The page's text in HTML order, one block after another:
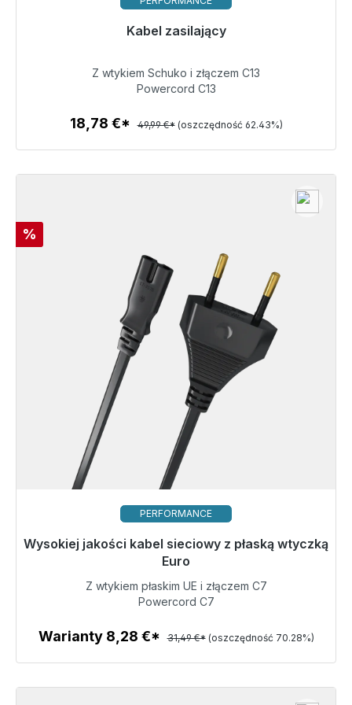
Kabel zasilający
Gotowy do natychmiastowej wysyłki, czas dostawy
18,78 €
Szczegóły
Z wtykiem Schuko i złączem C13
Powercord C13
18,78 €* 49,99 €* (oszczędność 62.43%)
Rabat
%
PERFORMANCE
Wysokiej jakości kabel sieciowy z płaską wtyczką
Euro
Gotowy do natychmiastowej wysyłki, czas dostawy
48h*
9,36 €
Szczegóły
Z wtykiem płaskim UE i złączem C7
Powercord C7
Warianty 8,28 €* 31,49 €* (oszczędność 70.28%)